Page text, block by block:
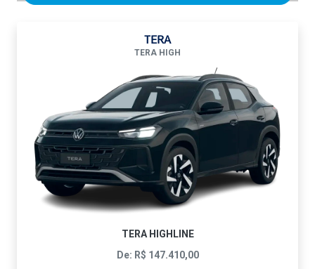
TERA
TERA HIGH
TERA HIGHLINE
De: R$ 147.410,00